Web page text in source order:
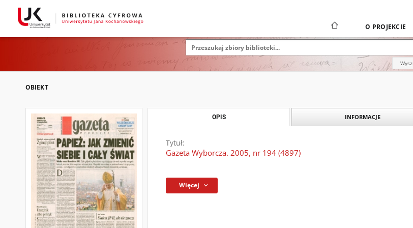
O PROJEKCIE
OBIEKT
OPIS INFORMACJE
Tytuł:
Gazeta Wyborcza. 2005, nr 194 (4897)
Więcej